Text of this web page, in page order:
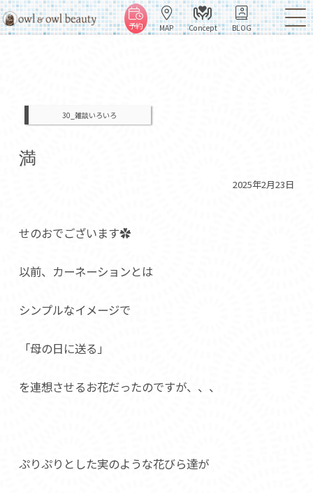
予約 MAP Concept BLOG
30_雑談いろいろ
満
2025年2月23日
せのおでございます✿
以前、カーネーションとは
シンプルなイメージで
「母の日に送る」
を連想させるお花だったのですが、、、
ぷりぷりとした実のような花びら達が